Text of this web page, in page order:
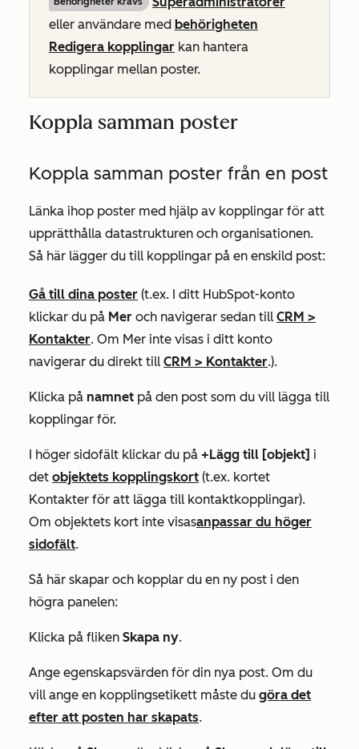
eller användare med behörigheten
Redigera kopplingar kan hantera
kopplingar mellan poster.
Koppla samman poster
Koppla samman poster från en post
Länka ihop poster med hjälp av kopplingar för att
upprätthålla datastrukturen och organisationen.
Så här lägger du till kopplingar på en enskild post:
Gå till dina poster (t.ex. I ditt HubSpot-konto
klickar du på Mer och navigerar sedan till CRM >
Kontakter. Om Mer inte visas i ditt konto
navigerar du direkt till CRM > Kontakter.).
Klicka på namnet på den post som du vill lägga till
kopplingar för.
I höger sidofält klickar du på +Lägg till [objekt] i
det objektets kopplingskort (t.ex. kortet
Kontakter för att lägga till kontaktkopplingar).
Om objektets kort inte visasanpassar du höger
sidofält.
Så här skapar och kopplar du en ny post i den
högra panelen:
Klicka på fliken Skapa ny.
Ange egenskapsvärden för din nya post. Om du
vill ange en kopplingsetikett måste du göra det
efter att posten har skapats.